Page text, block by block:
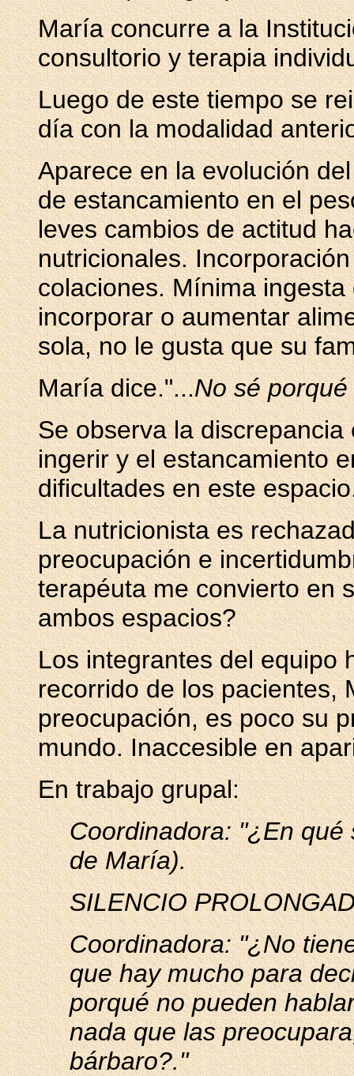
María concurre a la
consultorio y terapia
Luego de este tiempo se
día con la modalidad
Aparece en la evolución
de estancamiento en el
leves cambios de actitud
nutricionales.
colaciones. Mínima
incorporar o aumentar
sola, no le gusta que su
María dice."...No sé
Se observa la
ingerir y el estancamiento
dificultades en este
La nutricionista es
preocupación e
terapéuta me convierto en
ambos espacios?
Los integrantes del equipo
recorrido de los pacientes,
preocupación, es poco su
mundo. Inaccesible en
En trabajo grupal:
Coordinadora: "¿En
de María).
SILENCIO
Coordinadora: "¿No
que hay mucho para
porqué no pueden
nada que las
bárbaro?."